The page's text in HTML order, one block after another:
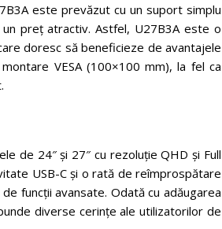
este prevăzut cu un suport simplu
preț atractiv. Astfel, U27B3A este o
doresc să beneficieze de avantajele
VESA (100×100 mm), la fel ca
de 24″ și 27″ cu rezoluție QHD și Full
USB-C și o rată de reîmprospătare
funcții avansate. Odată cu adăugarea
diverse cerințe ale utilizatorilor de